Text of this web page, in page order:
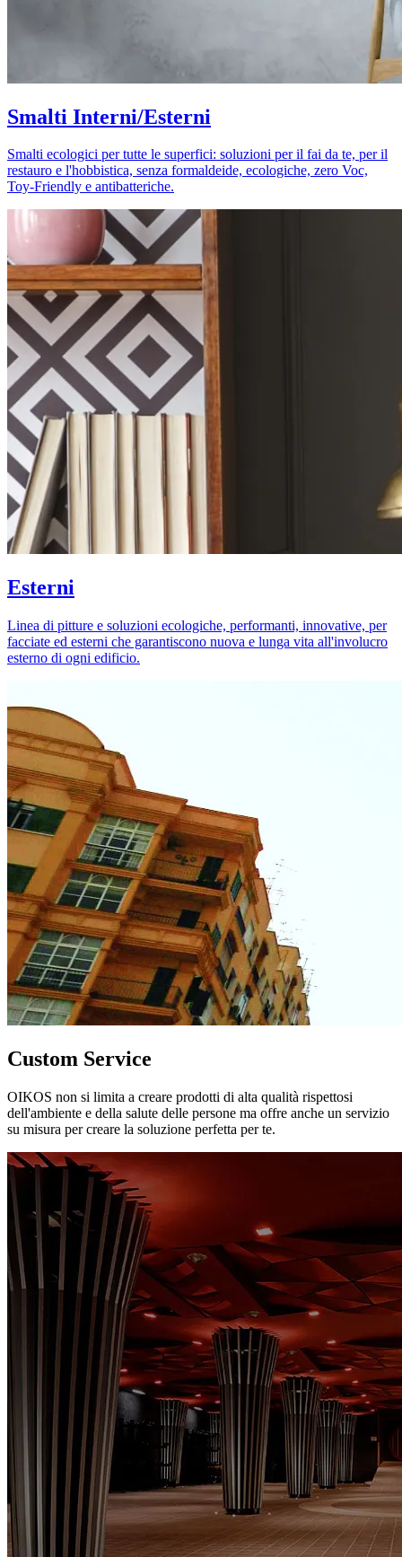
Smalti Interni/Esterni
Smalti ecologici per tutte le superfici: soluzioni per il fai da te, per il
restauro e l'hobbistica, senza formaldeide, ecologiche, zero Voc,
Toy-Friendly e antibatteriche.
Esterni
Linea di pitture e soluzioni ecologiche, performanti, innovative, per
facciate ed esterni che garantiscono nuova e lunga vita all'involucro
esterno di ogni edificio.
Custom Service
OIKOS non si limita a creare prodotti di alta qualità rispettosi
dell'ambiente e della salute delle persone ma offre anche un servizio
su misura per creare la soluzione perfetta per te.